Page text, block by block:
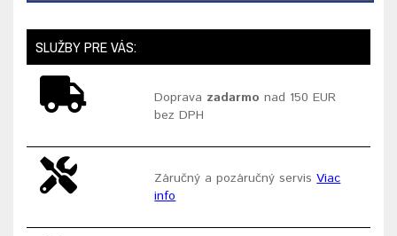
SLUŽBY PRE VÁS:
Doprava zadarmo nad 150 EUR
bez DPH
Záručný a pozáručný servisViac
info